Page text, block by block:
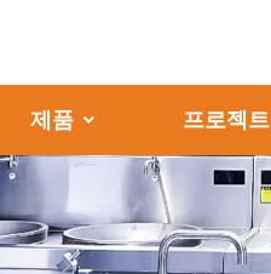
제품 프로젝트